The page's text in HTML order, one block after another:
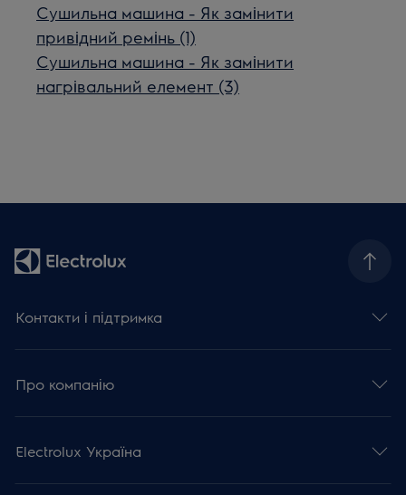
Сушильна машина - Як замінити
привідний ремінь (1)
Сушильна машина - Як замінити
нагрівальний елемент (3)
Контакти і підтримка
Про компанію
Electrolux Україна